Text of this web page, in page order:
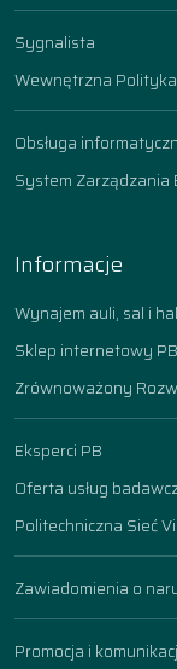
Sygnalista
Wewnętrzna
Obsługa
System Zarządzania
Informacje
Wynajem auli, sal i hal
Sklep internetowy PB
Zrównoważony
Eksperci PB
Oferta usług
Politechniczna Sieć
Zawiadomienia o
Promocja i